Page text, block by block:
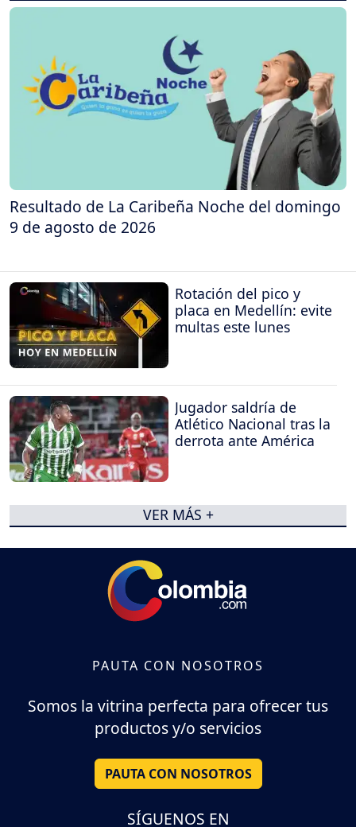
Resultado de La Caribeña Noche del domingo
9 de agosto de 2026
Rotación del pico y
placa en Medellín: evite
multas este lunes
Jugador saldría de
Atlético Nacional tras la
derrota ante América
VER MÁS +
PAUTA CON NOSOTROS
Somos la vitrina perfecta para ofrecer tus
productos y/o servicios
PAUTA CON NOSOTROS
SÍGUENOS EN